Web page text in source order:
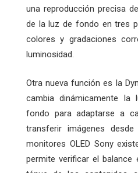
una reproducción precisa
de la luz de fondo en tres
colores y gradaciones
luminosidad.
Otra nueva función es la
cambia dinámicamente
fondo para adaptarse a
transferir imágenes
monitores OLED Sony
permite verificar el balance